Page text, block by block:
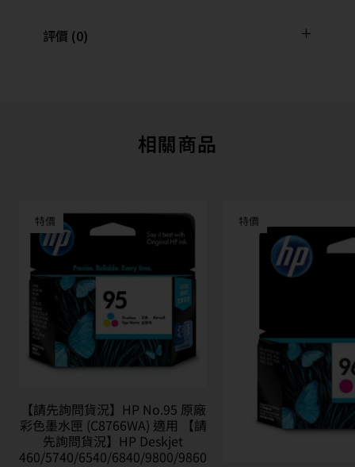
評價 (0)
相關商品
特價
【請先詢問貨況】HP No.95 原廠
彩色墨水匣 (C8766WA) 適用 【請
先詢問貨況】HP Deskjet
460/5740/6540/6840/9800/9860
特價